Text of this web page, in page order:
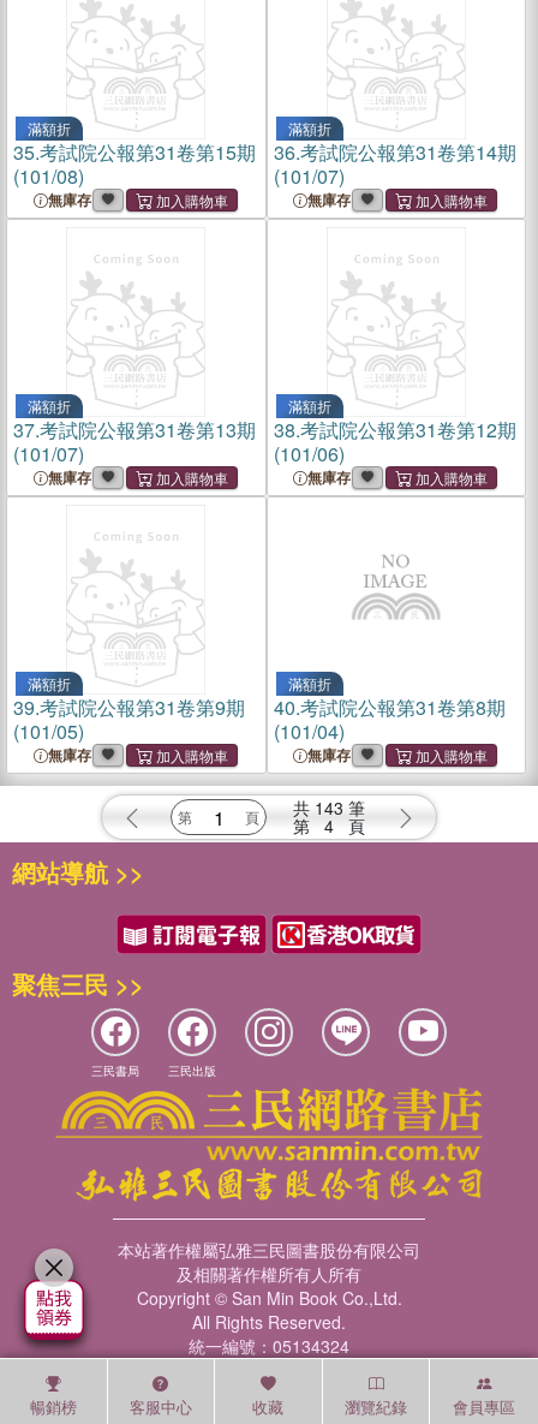
滿額折
35.考試院公報第31卷第15期
(101/08)
無庫存
滿額折
36.考試院公報第31卷第14期
(101/07)
無庫存
滿額折
37.考試院公報第31卷第13期
(101/07)
無庫存
滿額折
38.考試院公報第31卷第12期
(101/06)
無庫存
滿額折
39.考試院公報第31卷第9期
(101/05)
無庫存
滿額折
40.考試院公報第31卷第8期
(101/04)
無庫存
共 143 筆
第 4 頁
暢銷榜 客服中心 收藏 瀏覽紀錄 會員專區
網站導航 >>
聚焦三民 >>
三民書局 三民出版
本站著作權屬弘雅三民圖書股份有限公司
及相關著作權所有人所有
Copyright © San Min Book Co.,Ltd.
All Rights Reserved.
統一編號：05134324